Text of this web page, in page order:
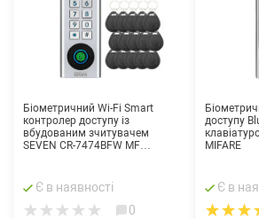
Біометричний Wi-Fi Smart
контролер доступу із
вбудованим зчитувачем
SEVEN CR-7474BFW MF
Є в наявності
0
доступу
MIFARE
Є в